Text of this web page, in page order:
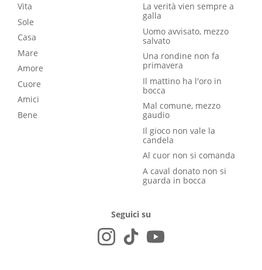
Vita
Sole
Casa
Mare
Amore
Cuore
Amici
Bene
La verità vien sempre a
galla
Uomo avvisato, mezzo
salvato
Una rondine non fa
primavera
Il mattino ha l'oro in
bocca
Mal comune, mezzo
gaudio
Il gioco non vale la
candela
Al cuor non si comanda
A caval donato non si
guarda in bocca
Seguici su